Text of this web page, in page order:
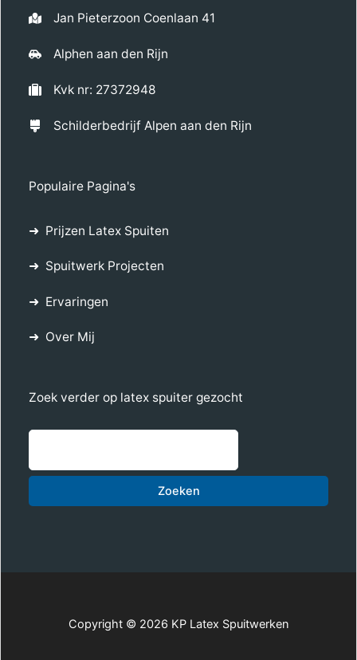
Jan Pieterzoon Coenlaan 41
Alphen aan den Rijn
Kvk nr: 27372948
Schilderbedrijf Alpen aan den Rijn
Populaire Pagina's
Prijzen Latex Spuiten
Spuitwerk Projecten
Ervaringen
Over Mij
Zoek verder op latex spuiter gezocht
Zoeken
Copyright © 2026 KP Latex Spuitwerken